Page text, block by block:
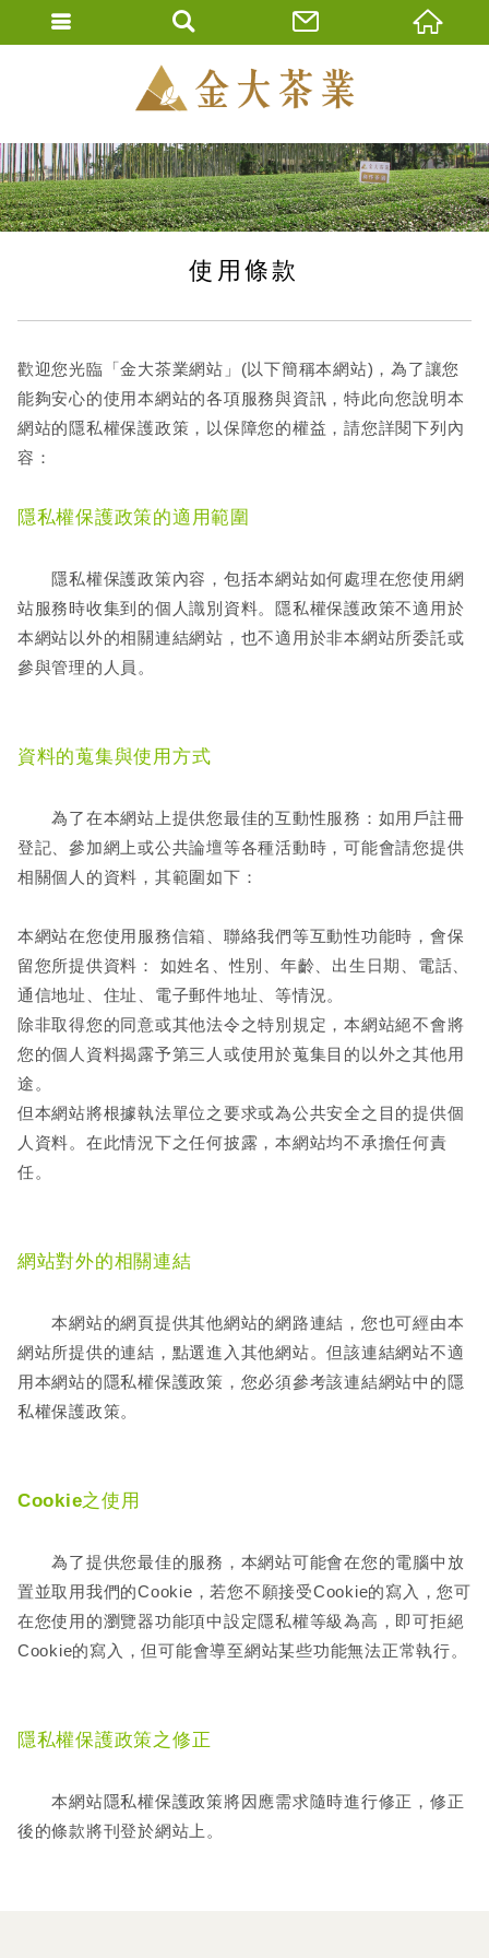
使用條款
歡迎您光臨「金大茶業網站」(以下簡稱本網站)，為了讓您
能夠安心的使用本網站的各項服務與資訊，特此向您說明本
網站的隱私權保護政策，以保障您的權益，請您詳閱下列內
容：
隱私權保護政策的適用範圍
隱私權保護政策內容，包括本網站如何處理在您使用網
站服務時收集到的個人識別資料。隱私權保護政策不適用於
本網站以外的相關連結網站，也不適用於非本網站所委託或
參與管理的人員。
資料的蒐集與使用方式
為了在本網站上提供您最佳的互動性服務：如用戶註冊
登記、參加網上或公共論壇等各種活動時，可能會請您提供
相關個人的資料，其範圍如下：
本網站在您使用服務信箱、聯絡我們等互動性功能時，會保
留您所提供資料： 如姓名、性別、年齡、出生日期、電話、
通信地址、住址、電子郵件地址、等情況。
除非取得您的同意或其他法令之特別規定，本網站絕不會將
您的個人資料揭露予第三人或使用於蒐集目的以外之其他用
途。
但本網站將根據執法單位之要求或為公共安全之目的提供個
人資料。在此情況下之任何披露，本網站均不承擔任何責
任。
網站對外的相關連結
本網站的網頁提供其他網站的網路連結，您也可經由本
網站所提供的連結，點選進入其他網站。但該連結網站不適
用本網站的隱私權保護政策，您必須參考該連結網站中的隱
私權保護政策。
Cookie之使用
為了提供您最佳的服務，本網站可能會在您的電腦中放
置並取用我們的Cookie，若您不願接受Cookie的寫入，您可
在您使用的瀏覽器功能項中設定隱私權等級為高，即可拒絕
Cookie的寫入，但可能會導至網站某些功能無法正常執行。
隱私權保護政策之修正
本網站隱私權保護政策將因應需求隨時進行修正，修正
後的條款將刊登於網站上。
ENGLISH
繁體中文